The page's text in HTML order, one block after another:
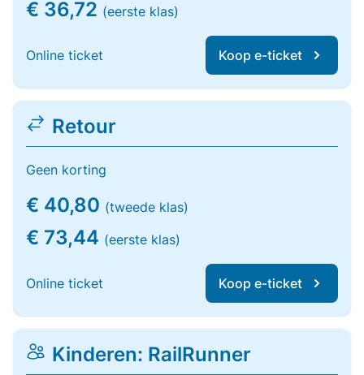
€ 36,72 (eerste klas)
Online ticket Koop e-ticket
Retour
Geen korting
€ 40,80 (tweede klas)
€ 73,44 (eerste klas)
Online ticket Koop e-ticket
Kinderen: RailRunner